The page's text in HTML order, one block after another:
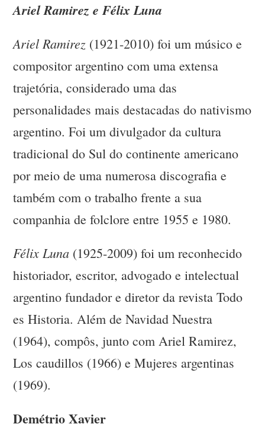
Ariel Ramirez e Félix Luna
Ariel Ramirez (1921-2010) foi um músico e
compositor argentino com uma extensa
trajetória, considerado uma das
personalidades mais destacadas do nativismo
argentino. Foi um divulgador da cultura
tradicional do Sul do continente americano
por meio de uma numerosa discografia e
também com o trabalho frente a sua
companhia de folclore entre 1955 e 1980.
Félix Luna (1925-2009) foi um reconhecido
historiador, escritor, advogado e intelectual
argentino fundador e diretor da revista Todo
es Historia. Além de Navidad Nuestra
(1964), compôs, junto com Ariel Ramirez,
Los caudillos (1966) e Mujeres argentinas
(1969).
Demétrio Xavier